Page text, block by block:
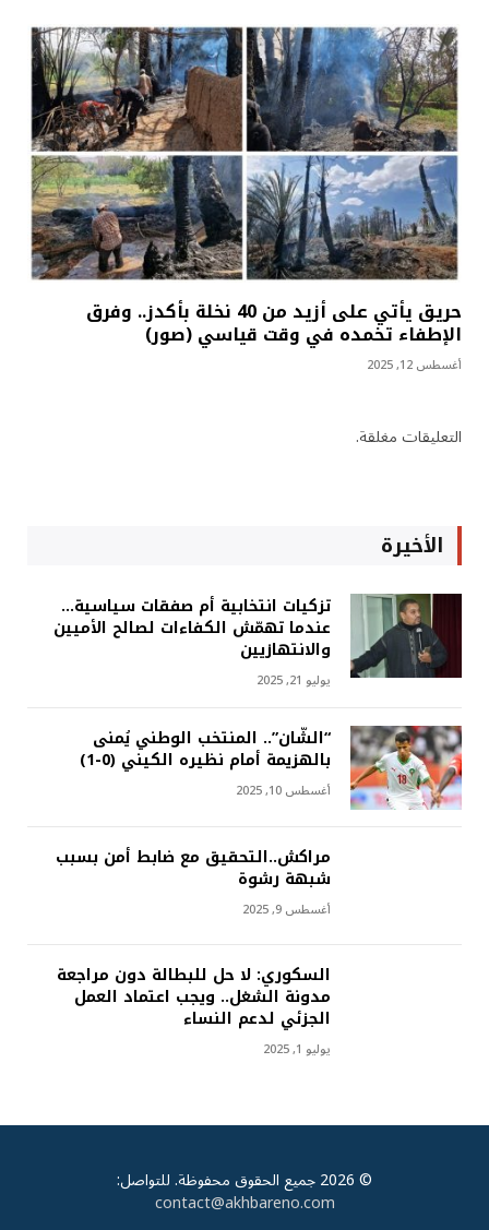
حريق يأتي على أزيد من 40 نخلة بأكدز.. وفرق
الإطفاء تخمده في وقت قياسي (صور)
أغسطس 12, 2025
التعليقات مغلقة.
الأخيرة
تزكيات انتخابية أم صفقات سياسية…
عندما تهمّش الكفاءات لصالح الأميين
والانتهازيين
يوليو 21, 2025
“الشّان”.. المنتخب الوطني يُمنى
بالهزيمة أمام نظيره الكيني (0-1)
أغسطس 10, 2025
مراكش..التحقيق مع ضابط أمن بسبب
شبهة رشوة
أغسطس 9, 2025
السكوري: لا حل للبطالة دون مراجعة
مدونة الشغل.. ويجب اعتماد العمل
الجزئي لدعم النساء
يوليو 1, 2025
© 2026 جميع الحقوق محفوظة. للتواصل:
contact@akhbareno.com